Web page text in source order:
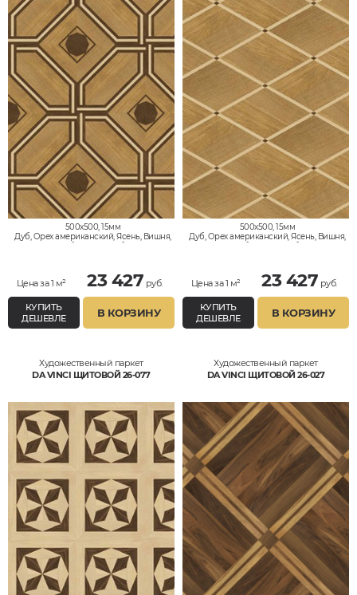
500x500, 15мм
Дуб, Орех американский, Ясень, Вишня,
Клён, Тик, Мербау, Термодуб, Палисандр,
Цена за 1 м² 23 427 руб.
КУПИТЬ
ДЕШЕВЛЕ
В КОРЗИНУ
500x500, 15мм
Дуб, Орех американский, Ясень, Вишня,
Клён, Тик, Мербау, Термодуб, Палисандр,
Цена за 1 м² 23 427 руб.
КУПИТЬ
ДЕШЕВЛЕ
В КОРЗИНУ
Художественный паркет
DA VINCI ЩИТОВОЙ 26-077
Художественный паркет
DA VINCI ЩИТОВОЙ 26-027